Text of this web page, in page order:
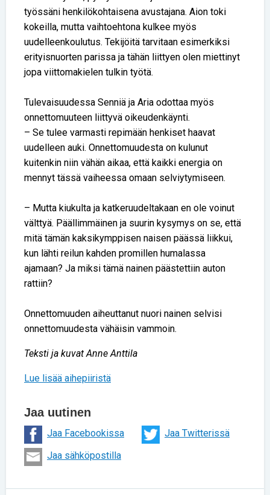
työssäni henkilökohtaisena avustajana. Aion toki
kokeilla, mutta vaihtoehtona kulkee myös
uudelleenkoulutus. Tekijöitä tarvitaan esimerkiksi
erityisnuorten parissa ja tähän liittyen olen miettinyt
jopa viittomakielen tulkin työtä.
Tulevaisuudessa Senniä ja Aria odottaa myös
onnettomuuteen liittyvä oikeudenkäynti.
– Se tulee varmasti repimään henkiset haavat
uudelleen auki. Onnettomuudesta on kulunut
kuitenkin niin vähän aikaa, että kaikki energia on
mennyt tässä vaiheessa omaan selviytymiseen.
– Mutta kiukulta ja katkeruudeltakaan en ole voinut
välttyä. Päällimmäinen ja suurin kysymys on se, että
mitä tämän kaksikymppisen naisen päässä liikkui,
kun lähti reilun kahden promillen humalassa
ajamaan? Ja miksi tämä nainen päästettiin auton
rattiin?
Onnettomuuden aiheuttanut nuori nainen selvisi
onnettomuudesta vähäisin vammoin.
Teksti ja kuvat Anne Anttila
Lue lisää aihepiiristä
Jaa uutinen
Jaa Facebookissa
Jaa Twitterissä
Jaa sähköpostilla